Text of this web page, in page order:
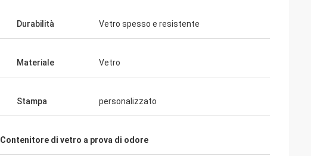
Durabilità Vetro spesso e resistente
Materiale Vetro
Stampa personalizzato
Contenitore di vetro a prova di odore